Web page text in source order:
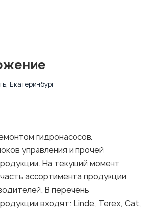
Екатеринбург
гидронасосов,
управления и прочей
На текущий момент
ассортимента продукции
В перечень
входят: Linde, Terex, Cat,